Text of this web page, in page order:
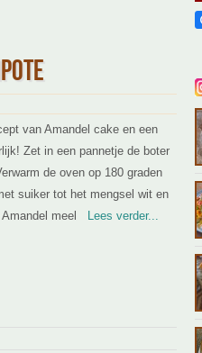
van Amandel cake en een
Zet in een pannetje de boter
de oven op 180 graden
suiker tot het mengsel wit en
meel
Lees verder...